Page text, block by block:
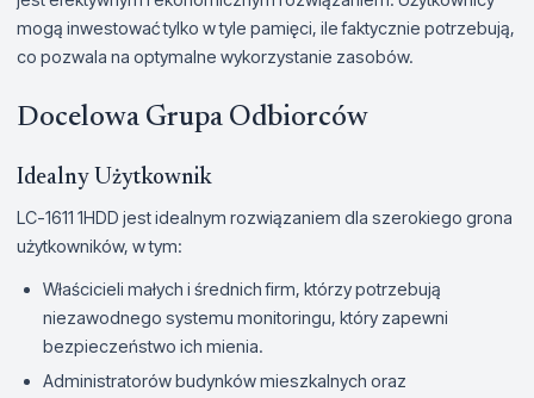
mogą inwestować tylko w tyle pamięci, ile faktycznie potrzebują,
co pozwala na optymalne wykorzystanie zasobów.
Docelowa Grupa Odbiorców
Idealny Użytkownik
LC-1611 1HDD jest idealnym rozwiązaniem dla szerokiego grona
użytkowników, w tym:
Właścicieli małych i średnich firm, którzy potrzebują
niezawodnego systemu monitoringu, który zapewni
bezpieczeństwo ich mienia.
Administratorów budynków mieszkalnych oraz